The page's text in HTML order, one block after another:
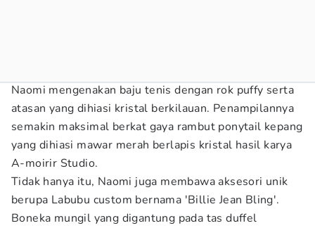
Naomi mengenakan baju tenis dengan rok puffy serta
atasan yang dihiasi kristal berkilauan. Penampilannya
semakin maksimal berkat gaya rambut ponytail kepang
yang dihiasi mawar merah berlapis kristal hasil karya
A-moirir Studio.
Tidak hanya itu, Naomi juga membawa aksesori unik
berupa Labubu custom bernama 'Billie Jean Bling'.
Boneka mungil yang digantung pada tas duffel